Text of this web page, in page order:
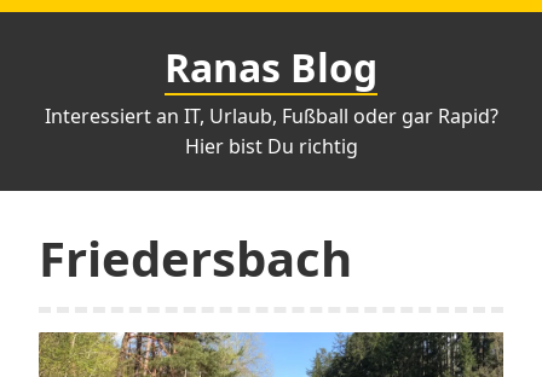
Zum
Ranas Blog
Interessiert an IT, Urlaub, Fußball oder gar Rapid?
Hier bist Du richtig
Friedersbach